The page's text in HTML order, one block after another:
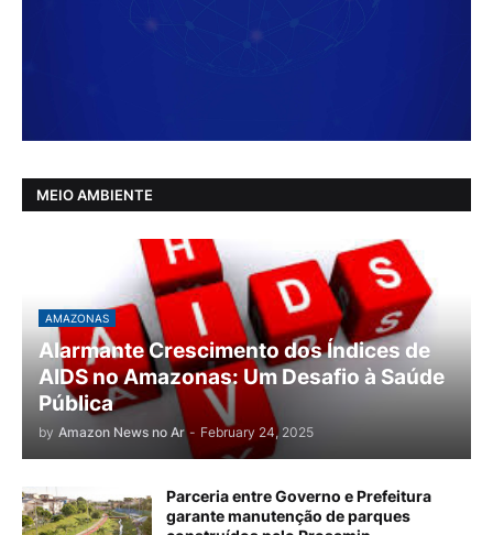
MEIO AMBIENTE
AMAZONAS
Alarmante Crescimento dos Índices de
AIDS no Amazonas: Um Desafio à Saúde
Pública
by Amazon News no Ar - February 24, 2025
Parceria entre Governo e Prefeitura
garante manutenção de parques